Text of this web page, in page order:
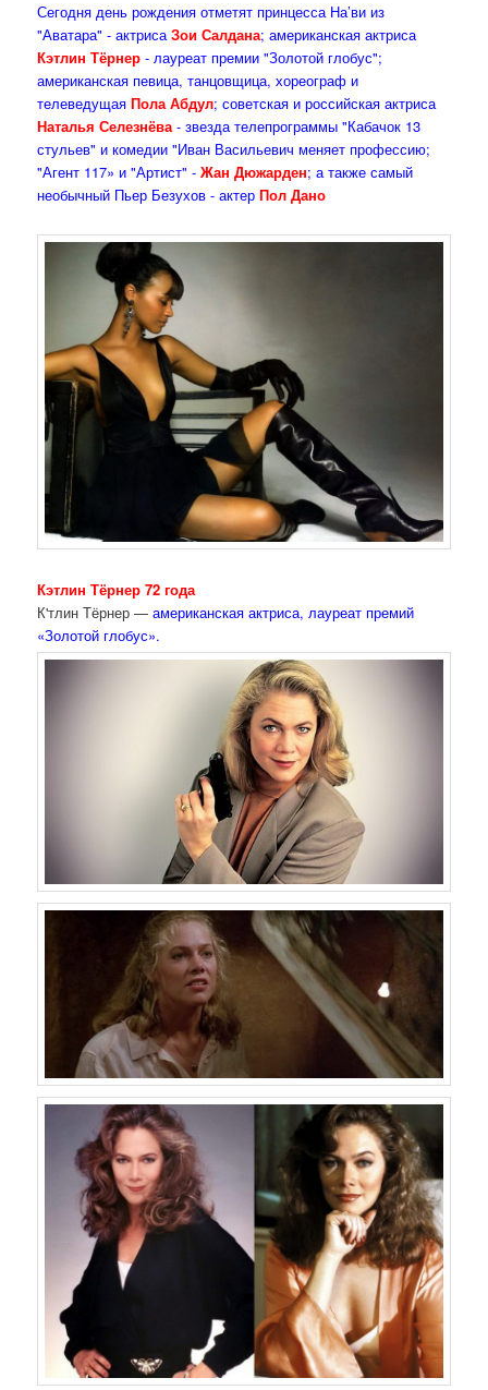
Сегодня день рождения отметят принцесса На’ви из
"Аватара" - актрисаЗои Салдана; американская актриса
Кэтлин Тёрнер - лауреат премии "Золотой глобус";
американская певица, танцовщица, хореограф и
телеведущаяПола Абдул; советская и российская актриса
Наталья Селезнёва - звезда телепрограммы "Кабачок 13
стульев" и комедии "Иван Васильевич меняет профессию;
"Агент 117» и "Артист" -Жан Дюжарден; а также самый
необычный Пьер Безухов - актерПол Дано
Кэтлин Тёрнер 72 года
К'тлин Тёрнер — американская актриса, лауреат премий
«Золотой глобус».